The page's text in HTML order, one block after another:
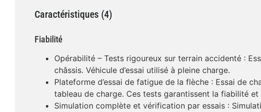
Caractéristiques (4)
Fiabilité
Opérabilité – Tests rigoureux sur terrain accidenté :
châssis. Véhicule d’essai utilisé à pleine charge.
Plateforme d’essai de fatigue de la flèche : Essai de
tableau de charge. Ces tests garantissent la fiabilité
Simulation complète et vérification par essais :